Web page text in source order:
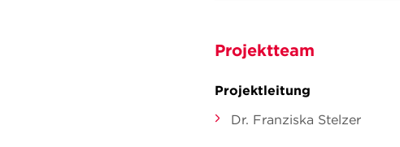
Projektteam
Projektleitung
Dr. Franziska Stelzer